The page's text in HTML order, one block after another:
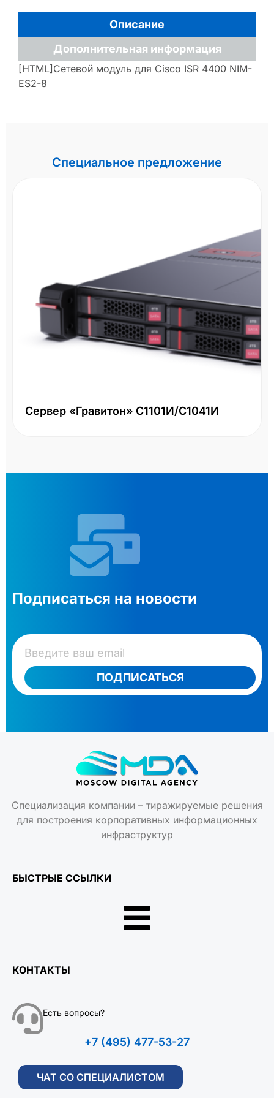
Описание
Дополнительная информация
[HTML]Сетевой модуль для Cisco ISR 4400 NIM-
ES2-8
Специальное предложение
Сервер «Гравитон» С1101И/С1041И
Подписаться на новости
ПОДПИСАТЬСЯ
Специализация компании – тиражируемые решения
для построения корпоративных информационных
инфраструктур
БЫСТРЫЕ ССЫЛКИ
КОНТАКТЫ
Есть вопросы?
+7 (495) 477-53-27
ЧАТ СО СПЕЦИАЛИСТОМ